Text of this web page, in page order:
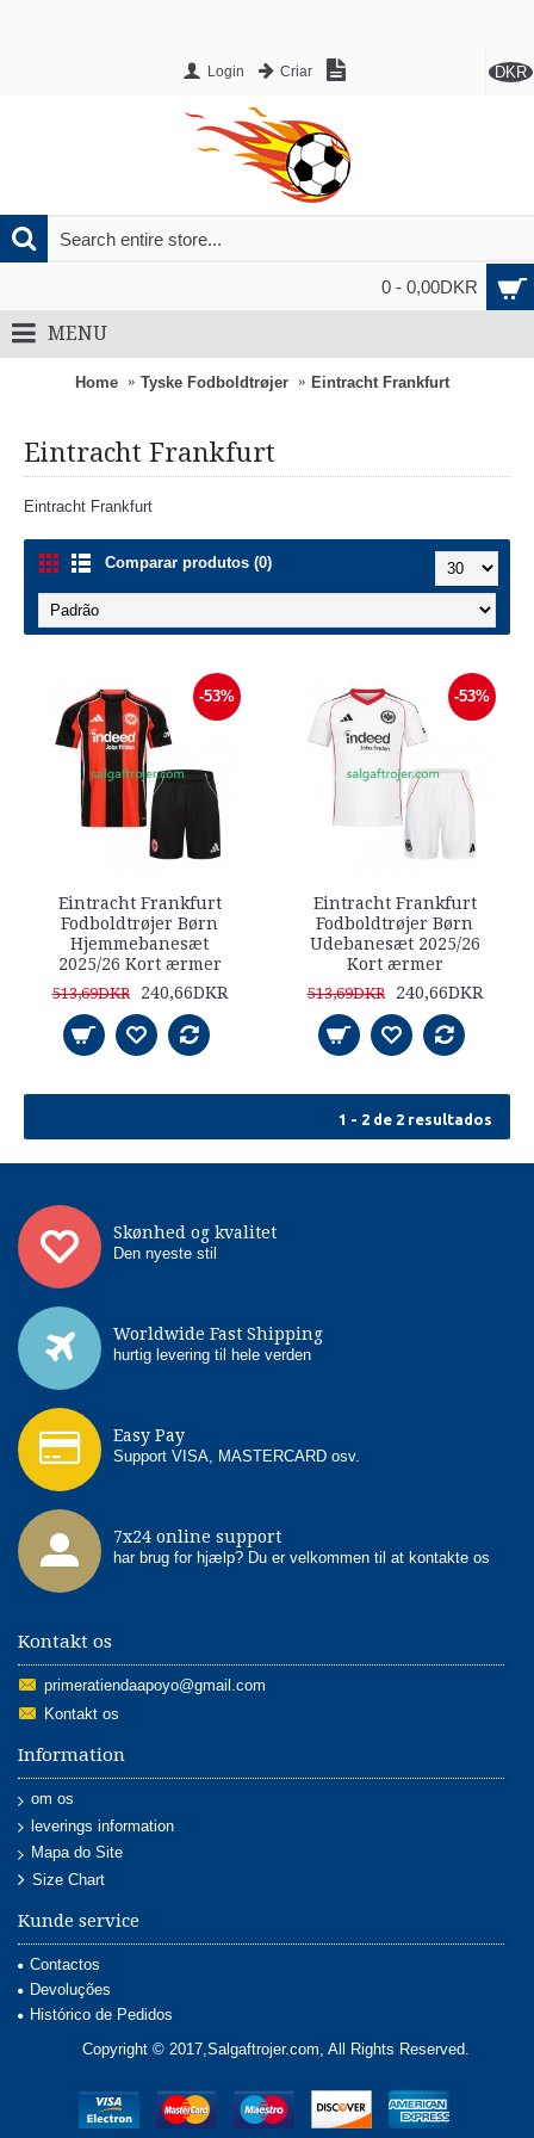
DKR
Login Criar
0 - 0,00DKR
MENU
Home Tyske Fodboldtrøjer Eintracht Frankfurt
Eintracht Frankfurt
Eintracht Frankfurt
Comparar produtos (0)
-53%
Eintracht Frankfurt
Fodboldtrøjer Børn
Hjemmebanesæt
2025/26 Kort ærmer
513,69DKR 240,66DKR
-53%
Eintracht Frankfurt
Fodboldtrøjer Børn
Udebanesæt 2025/26
Kort ærmer
513,69DKR 240,66DKR
1 - 2 de 2 resultados
Skønhed og kvalitet
Den nyeste stil
Worldwide Fast Shipping
hurtig levering til hele verden
Easy Pay
Support VISA, MASTERCARD osv.
7x24 online support
har brug for hjælp? Du er velkommen til at kontakte os
Kontakt os
primeratiendaapoyo@gmail.com
Kontakt os
Information
om os
leverings information
Mapa do Site
Size Chart
Kunde service
Contactos
Devoluções
Histórico de Pedidos
Copyright © 2017,Salgaftrojer.com, All Rights Reserved.